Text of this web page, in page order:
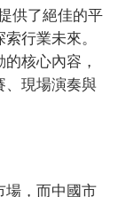
供了絕佳的平
行業未來。
核心內容，
、現場演奏與
場，而中國市